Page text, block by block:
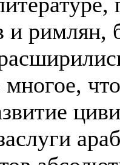
и римлян,